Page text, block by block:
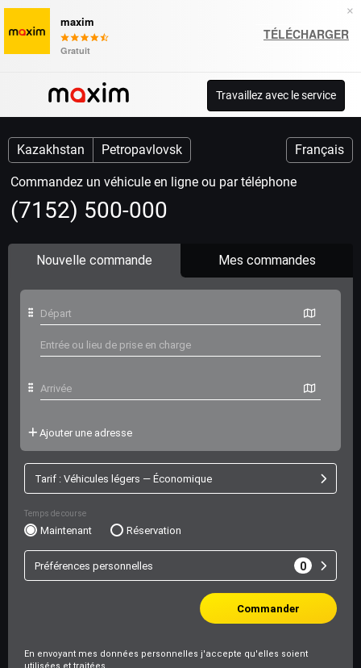
×
maxim
Gratuit
TÉLÉCHARGER
Travaillez avec le service
Kazakhstan Petropavlovsk Français
Сommandez un véhicule en ligne ou par téléphone
(7152) 500-000